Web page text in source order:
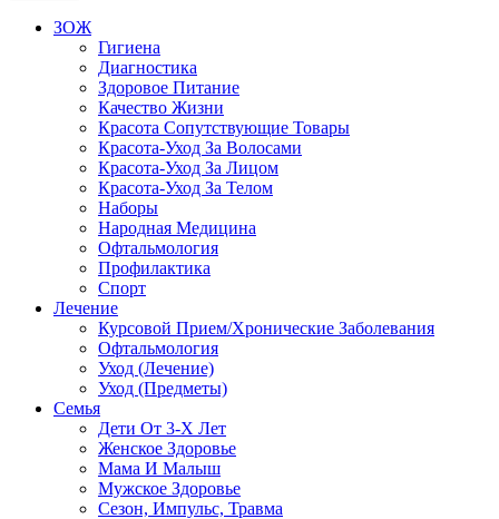
ЗОЖ
Гигиена
Диагностика
Здоровое Питание
Качество Жизни
Красота Сопутствующие Товары
Красота-Уход За Волосами
Красота-Уход За Лицом
Красота-Уход За Телом
Наборы
Народная Медицина
Офтальмология
Профилактика
Спорт
Лечение
Курсовой Прием/Хронические Заболевания
Офтальмология
Уход (Лечение)
Уход (Предметы)
Семья
Дети От 3-Х Лет
Женское Здоровье
Мама И Малыш
Мужское Здоровье
Сезон, Импульс, Травма